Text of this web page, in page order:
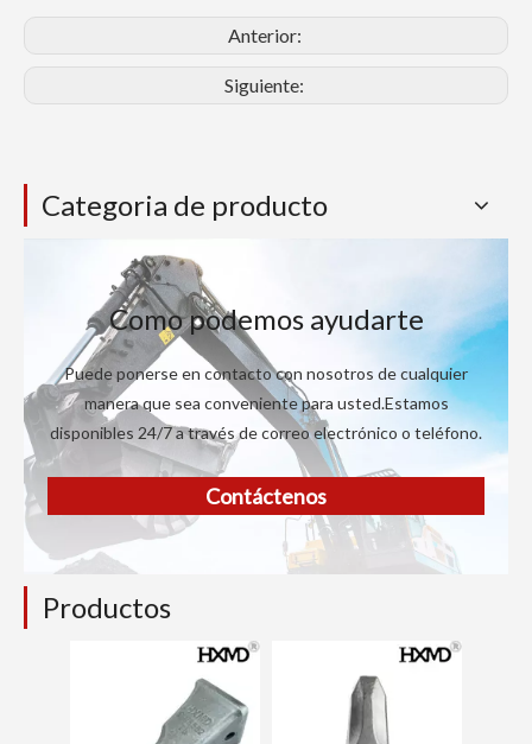
Anterior:
Siguiente:
Categoria de producto
Como podemos ayudarte
Puede ponerse en contacto con nosotros de cualquier
manera que sea conveniente para usted.Estamos
disponibles 24/7 a través de correo electrónico o teléfono.
Contáctenos
Productos